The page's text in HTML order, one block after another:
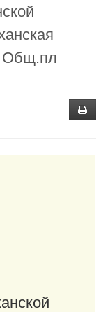
Общ.пл